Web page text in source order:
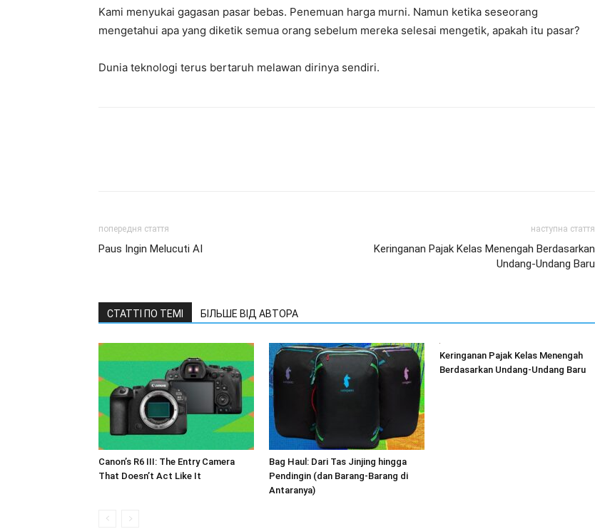
Kami menyukai gagasan pasar bebas. Penemuan harga murni. Namun ketika seseorang
mengetahui apa yang diketik semua orang sebelum mereka selesai mengetik, apakah itu pasar?
Dunia teknologi terus bertaruh melawan dirinya sendiri.
попередня стаття
Paus Ingin Melucuti AI
наступна стаття
Keringanan Pajak Kelas Menengah Berdasarkan
Undang-Undang Baru
СТАТТІ ПО ТЕМІ БІЛЬШЕ ВІД АВТОРА
Canon’s R6 III: The Entry Camera
That Doesn’t Act Like It
Bag Haul: Dari Tas Jinjing hingga
Pendingin (dan Barang-Barang di
Antaranya)
Keringanan Pajak Kelas Menengah
Berdasarkan Undang-Undang Baru